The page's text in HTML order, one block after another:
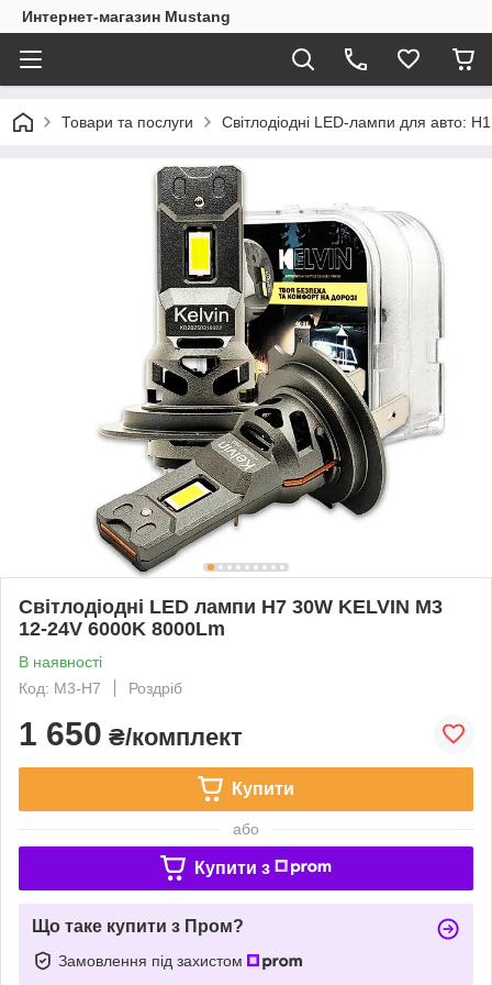
Интернет-магазин Mustang
Товари та послуги Світлодіодні LED-лампи для авто:
Світлодіодні LED лампи H7 30W KELVIN M3
12-24V 6000K 8000Lm
В наявності
Код: M3-H7
Роздріб
1 650 ₴/комплект
Купити
або
Купити з
Що таке купити з Пром?
Замовлення під захистом